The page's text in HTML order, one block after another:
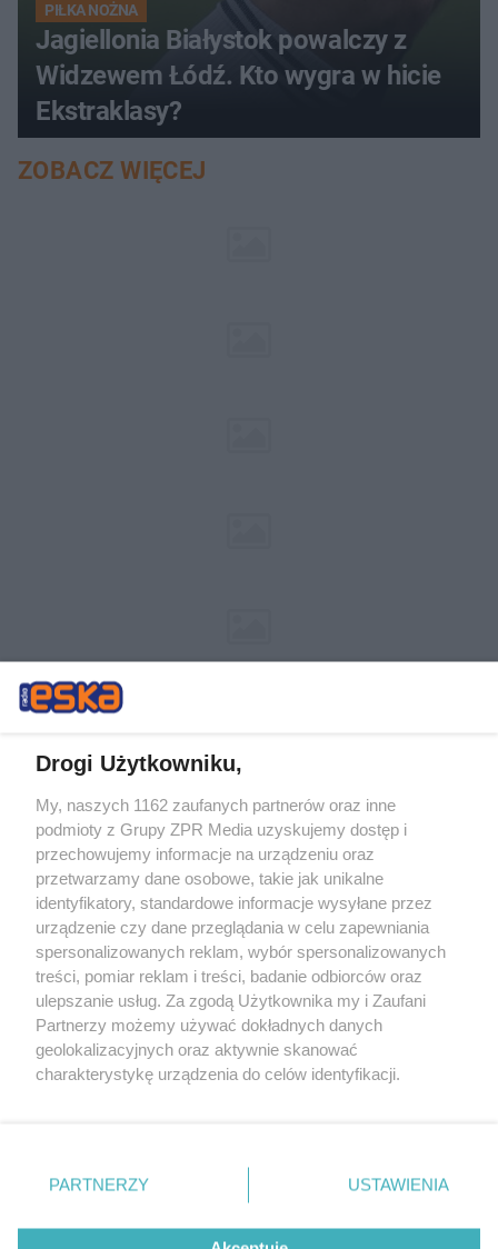
PIŁKA NOŻNA
Jagiellonia Białystok powalczy z
Widzewem Łódź. Kto wygra w hicie
Ekstraklasy?
ZOBACZ WIĘCEJ
Żaden utwór zamieszczony w serwisie nie może być powielany i
rozpowszechniany lub dalej rozpowszechniany w jakikolwiek sposób (w
tym także elektroniczny lub mechaniczny) na jakimkolwiek polu
eksploatacji w jakiejkolwiek formie, włącznie z umieszczaniem w
Internecie bez pisemnej zgody właściciela praw. Jakiekolwiek użycie lub
wykorzystanie utworów w całości lub w części z naruszeniem prawa,
tzn. bez właściwej zgody, jest zabronione pod groźbą kary i może być
ścigane prawnie.
© 2026 Grupa ZPR Media
Drogi Użytkowniku,
My, naszych 1162 zaufanych partnerów oraz inne
podmioty z Grupy ZPR Media uzyskujemy dostęp i
przechowujemy informacje na urządzeniu oraz
przetwarzamy dane osobowe, takie jak unikalne
identyfikatory, standardowe informacje wysyłane przez
urządzenie czy dane przeglądania w celu zapewniania
spersonalizowanych reklam, wybór spersonalizowanych
treści, pomiar reklam i treści, badanie odbiorców oraz
ulepszanie usług. Za zgodą Użytkownika my i Zaufani
Partnerzy możemy używać dokładnych danych
geolokalizacyjnych oraz aktywnie skanować
charakterystykę urządzenia do celów identyfikacji.
zmienić/wycofać klikając przycisk ustawień prywatności
znajdujący się w lewym dolnym rogu strony
rodzaje przetwarzania danych nie wymagają zgody
PARTNERZY USTAWIENIA